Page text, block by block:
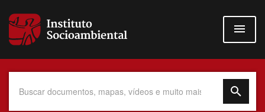
para
conteúdo